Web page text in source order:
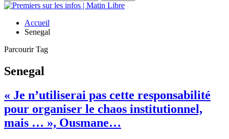
Accueil
Senegal
Parcourir Tag
Senegal
« Je n’utiliserai pas cette responsabilité
pour organiser le chaos institutionnel,
mais … », Ousmane…